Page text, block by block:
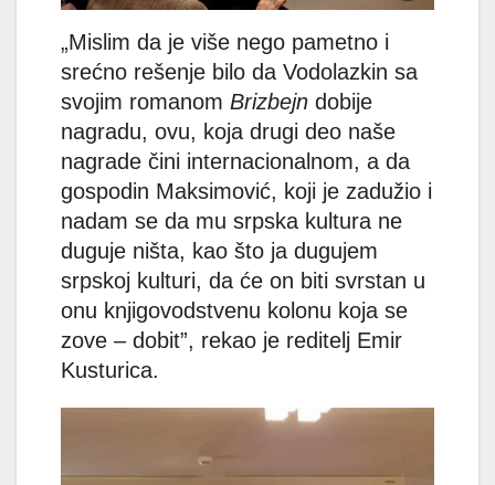
„Mislim da je više nego pametno i
srećno rešenje bilo da Vodolazkin sa
svojim romanom Brizbejn dobije
nagradu, ovu, koja drugi deo naše
nagrade čini internacionalnom, a da
gospodin Maksimović, koji je zadužio i
nadam se da mu srpska kultura ne
duguje ništa, kao što ja dugujem
srpskoj kulturi, da će on biti svrstan u
onu knjigovodstvenu kolonu koja se
zove – dobit”, rekao je reditelj Emir
Kusturica.